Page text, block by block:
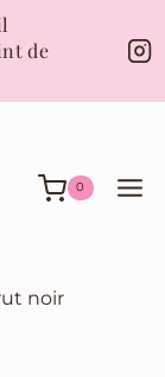
de
0
noir